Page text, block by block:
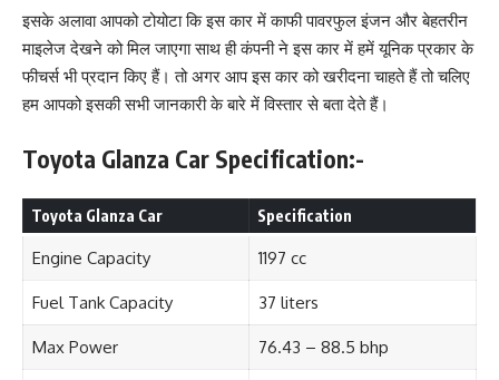
इसके अलावा आपको टोयोटा कि इस कार में काफी पावरफुल इंजन और बेहतरीन
माइलेज देखने को मिल जाएगा साथ ही कंपनी ने इस कार में हमें यूनिक प्रकार के
फीचर्स भी प्रदान किए हैं। तो अगर आप इस कार को खरीदना चाहते हैं तो चलिए
हम आपको इसकी सभी जानकारी के बारे में विस्तार से बता देते हैं।
Toyota Glanza Car Specification:-
Toyota Glanza Car Specification
Engine Capacity 1197 cc
Fuel Tank Capacity 37 liters
Max Power 76.43 – 88.5 bhp